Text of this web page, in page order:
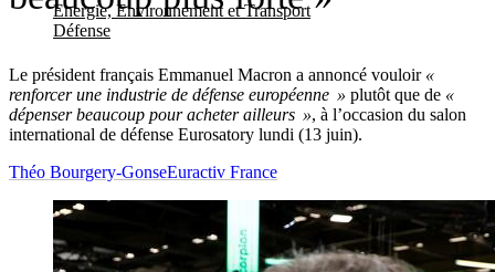
Energie, Environnement et Transport
Défense
Le président français Emmanuel Macron a annoncé vouloir «
renforcer une industrie de défense européenne » plutôt que de «
dépenser beaucoup pour acheter ailleurs », à l’occasion du salon
international de défense Eurosatory lundi (13 juin).
Théo Bourgery-GonseEuractiv France